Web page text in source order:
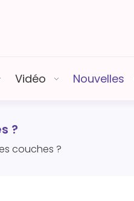
Vidéo Nouvelles
?
couches ?